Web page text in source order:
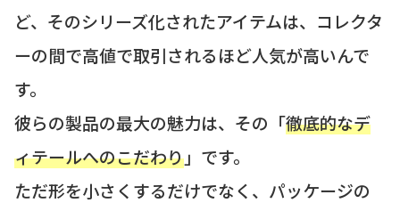
ど、そのシリーズ化されたアイテムは、コレクタ
ーの間で高値で取引されるほど人気が高いんで
す。
彼らの製品の最大の魅力は、その「徹底的なデ
ィテールへのこだわり」です。
ただ形を小さくするだけでなく、パッケージの